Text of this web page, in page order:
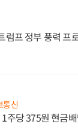
럼프 정부 풍력 프
통신
주당 375원 현금